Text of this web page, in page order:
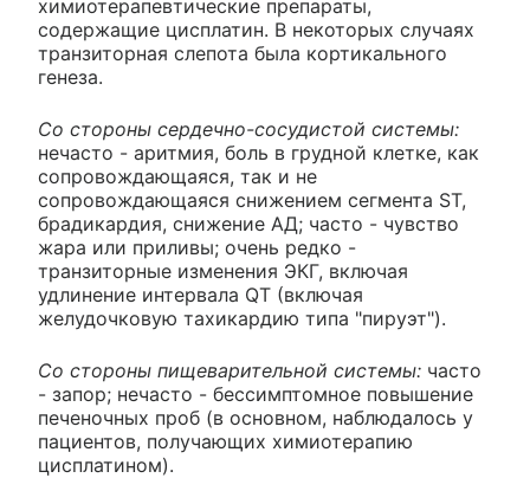
химиотерапевтические препараты,
содержащие цисплатин. В некоторых случаях
транзиторная слепота была кортикального
генеза.
Со стороны сердечно-сосудистой системы:
нечасто - аритмия, боль в грудной клетке, как
сопровождающаяся, так и не
сопровождающаяся снижением сегмента ST,
брадикардия, снижение АД; часто - чувство
жара или приливы; очень редко -
транзиторные изменения ЭКГ, включая
удлинение интервала QT (включая
желудочковую тахикардию типа "пируэт").
Со стороны пищеварительной системы: часто
- запор; нечасто - бессимптомное повышение
печеночных проб (в основном, наблюдалось у
пациентов, получающих химиотерапию
цисплатином).